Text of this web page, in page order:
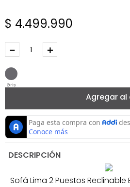
$ 4.499.990
＋
－
Gris
Agregar
DESCRIPCIÓN
Sofá Lima 2 Puestos Reclinable